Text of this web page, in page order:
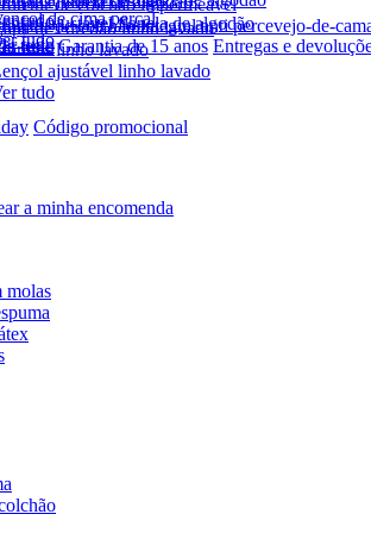
de cima percal
tudo
tudoajustável flanela de algodão
tudo
de colchão impermeável
de colchão integral anti percevejo-de-
tudo
de edredão linho lavado
linho lavado
ajustável linho lavado
tudo
teste Garantia de 15 anos Entregas e
Código promocional
a minha encomenda
molas